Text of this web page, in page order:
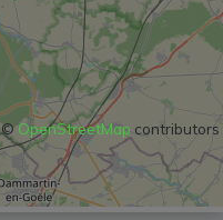
©OpenStreetMap contributors